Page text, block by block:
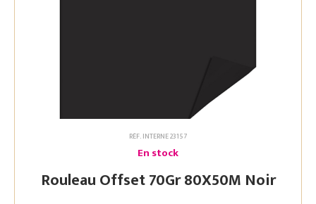
RÉF. INTERNE 23157
En stock
Rouleau Offset 70Gr 80X50M Noir